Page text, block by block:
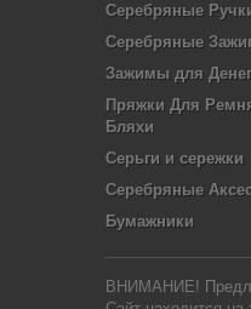
Серебряные
Серебряные
Зажимы для Денег
Пряжки Для
Бляхи
Серьги и сережки
Серебряные
Бумажники
ВНИМАНИЕ!